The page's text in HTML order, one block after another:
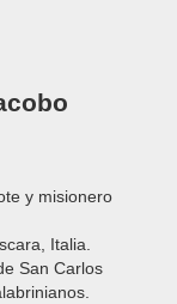
y misionero
Italia.
San Carlos